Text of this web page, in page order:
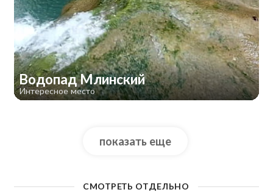
Водопад Млинский
Интересное место
показать еще
СМОТРЕТЬ ОТДЕЛЬНО